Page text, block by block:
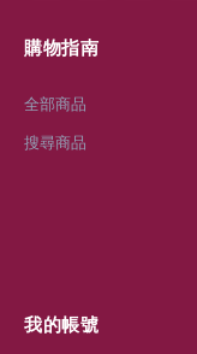
購物指南
全部商品
搜尋商品
我的帳號